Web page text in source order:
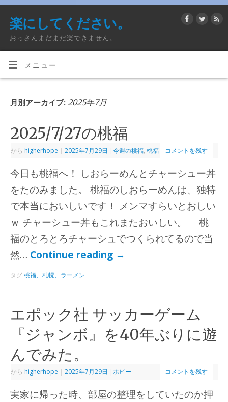
楽にしてください。
おっさんまだまだ楽できません。
メニュー
月別アーカイブ: 2025年7月
2025/7/27の桃福
から higherhope | 2025年7月29日 |今週の桃福,桃福 コメントを残す
今日も桃福へ！ しおらーめんとチャーシュー丼
をたのみました。 桃福のしおらーめんは、独特
で本当においしいです！ メンマすらいとおしい
ｗ チャーシュー丼もこれまたおいしい。 桃
福のとろとろチャーシュでつくられてるので当
然… Continue reading →
タグ桃福、札幌、ラーメン
エポック社 サッカーゲーム
『ジャンボ』を40年ぶりに遊
んでみた。
から higherhope | 2025年7月29日 |ホビー コメントを残す
実家に帰った時、部屋の整理をしていたのか押